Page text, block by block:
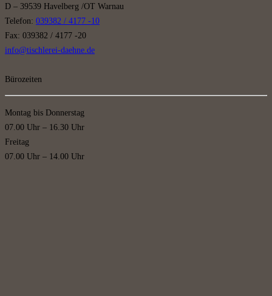
D – 39539 Havelberg /OT Warnau
Telefon: 039382 / 4177 -10
Fax: 039382 / 4177 -20
info@tischlerei-daehne.de
Bürozeiten
Montag bis Donnerstag
07.00 Uhr – 16.30 Uhr
Freitag
07.00 Uhr – 14.00 Uhr